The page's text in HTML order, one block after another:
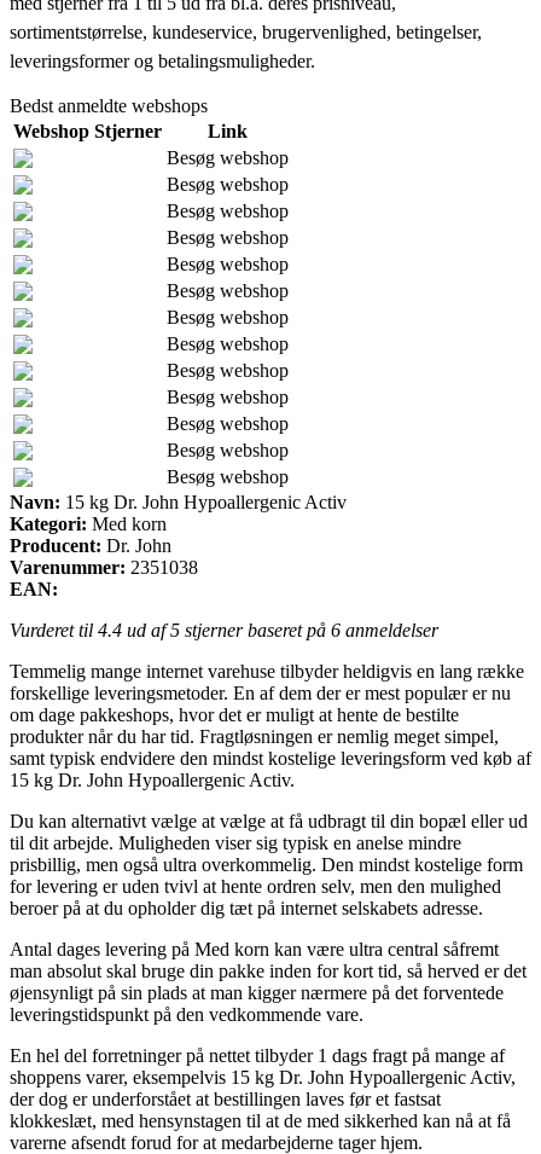
sortimentstørrelse, kundeservice, brugervenlighed, betingelser,
leveringsformer og betalingsmuligheder.
Bedst anmeldte webshops
Webshop Stjerner
Link
Besøg webshop
Besøg webshop
Besøg webshop
Besøg webshop
Besøg webshop
Besøg webshop
Besøg webshop
Besøg webshop
Besøg webshop
Besøg webshop
Besøg webshop
Besøg webshop
Besøg webshop
Navn: 15 kg Dr. John Hypoallergenic Activ
Kategori: Med korn
Producent: Dr. John
Varenummer: 2351038
EAN:
Vurderet til 4.4 ud af 5 stjerner baseret på 6 anmeldelser
Temmelig mange internet varehuse tilbyder heldigvis en lang række
forskellige leveringsmetoder. En af dem der er mest populær er nu
om dage pakkeshops, hvor det er muligt at hente de bestilte
produkter når du har tid. Fragtløsningen er nemlig meget simpel,
samt typisk endvidere den mindst kostelige leveringsform ved køb af
15 kg Dr. John Hypoallergenic Activ.
Du kan alternativt vælge at vælge at få udbragt til din bopæl eller ud
til dit arbejde. Muligheden viser sig typisk en anelse mindre
prisbillig, men også ultra overkommelig. Den mindst kostelige form
for levering er uden tvivl at hente ordren selv, men den mulighed
beroer på at du opholder dig tæt på internet selskabets adresse.
Antal dages levering på Med korn kan være ultra central såfremt
man absolut skal bruge din pakke inden for kort tid, så herved er det
øjensynligt på sin plads at man kigger nærmere på det forventede
leveringstidspunkt på den vedkommende vare.
En hel del forretninger på nettet tilbyder 1 dags fragt på mange af
shoppens varer, eksempelvis 15 kg Dr. John Hypoallergenic Activ,
der dog er underforstået at bestillingen laves før et fastsat
klokkeslæt, med hensynstagen til at de med sikkerhed kan nå at få
varerne afsendt forud for at medarbejderne tager hjem.